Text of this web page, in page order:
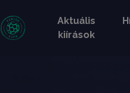
Aktuális
kiírások